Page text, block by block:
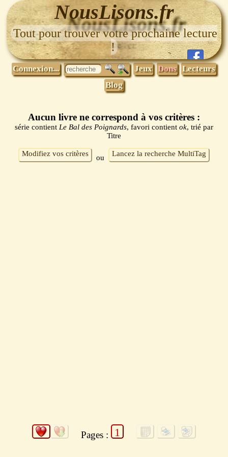
NousLisons.fr
Tout pour trouver votre prochaine lecture
!
Connexion... Jeux Dons Lecteurs
Blog
Aucun livre ne correspond à vos critères :
série contient Le Bal des Poignards, favori contient ok, trié par
Titre
Modifiez vos critères ou Lancez la recherche MultiTag
Pages : 1